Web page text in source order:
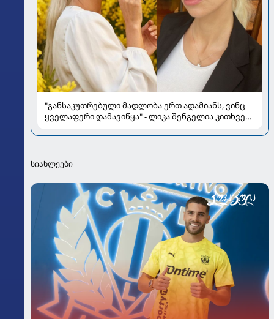
"განსაკუთრებული მადლობა ერთ ადამიანს, ვინც
ყველაფერი დამავიწყა" - ლიკა შენგელია კითხვებს
სიახლეები